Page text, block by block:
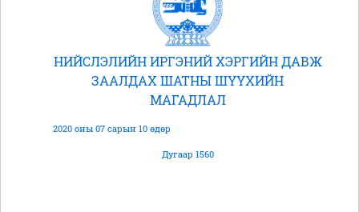
НИЙСЛЭЛИЙН ИРГЭНИЙ ХЭРГИЙН ДАВЖ
ЗААЛДАХ ШАТНЫ ШҮҮХИЙН
МАГАДЛАЛ
2020 оны 07 сарын 10 өдөр
Дугаар 1560